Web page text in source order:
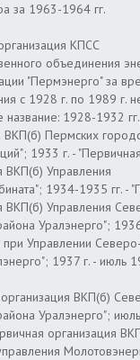
за 1963-1964 гг.
КПСС
объединения
"Пермэнерго" за
с 1928 г. по 1989 г.
название: 1928-1932
ВКП(б) Пермских
1933 г. - "Первичная
ВКП(б) Управления
1934-1935 гг. -
ВКП(б) Управления
Уралэнерго";
при Управлении
1937 г. - июль
ВКП(б)
Уралэнерго";
организация